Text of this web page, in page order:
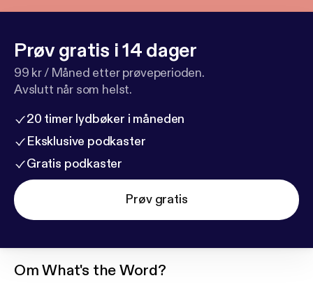
Prøv gratis i 14 dager
99 kr / Måned etter prøveperioden.
Avslutt når som helst.
20 timer lydbøker i måneden
Eksklusive podkaster
Gratis podkaster
Prøv gratis
OmWhat's the Word?